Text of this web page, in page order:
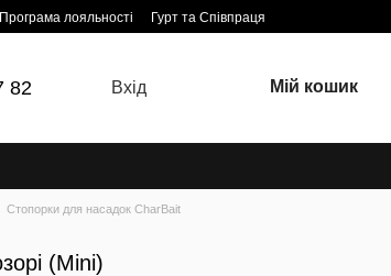
Програма лояльності Гурт та Співпраця
82 Вхід Мій кошик
Стопорки для насадок CharBait
(Mini)